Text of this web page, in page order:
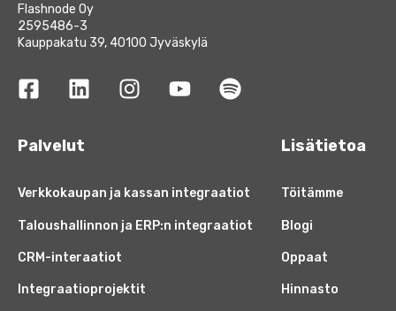
Flashnode Oy
2595486-3
Kauppakatu 39, 40100 Jyväskylä
Palvelut
Verkkokaupan ja kassan integraatiot
Taloushallinnon ja ERP:n integraatiot
CRM-interaatiot
Integraatioprojektit
Lisätietoa
Töitämme
Blogi
Oppaat
Hinnasto